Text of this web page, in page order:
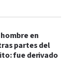
en
partes del
fue derivado